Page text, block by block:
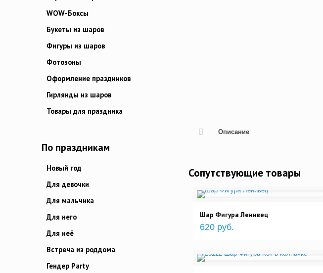
Описание
Сопутствующие товары
Шар Фигура Ленивец
620 руб.
WOW-Боксы
Букеты из шаров
Фигуры из шаров
Фотозоны
Оформление праздников
Гирлянды из шаров
Товары для праздника
По праздникам
Новый год
Для девочки
Для мальчика
Для него
Для неё
Встреча из роддома
Гендер Party